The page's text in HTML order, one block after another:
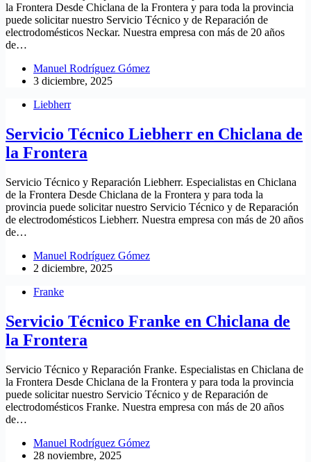
la Frontera Desde Chiclana de la Frontera y para toda la provincia
puede solicitar nuestro Servicio Técnico y de Reparación de
electrodomésticos Neckar. Nuestra empresa con más de 20 años
de…
Manuel Rodríguez Gómez
3 diciembre, 2025
Liebherr
Servicio Técnico Liebherr en Chiclana de
la Frontera
Servicio Técnico y Reparación Liebherr. Especialistas en Chiclana
de la Frontera Desde Chiclana de la Frontera y para toda la
provincia puede solicitar nuestro Servicio Técnico y de Reparación
de electrodomésticos Liebherr. Nuestra empresa con más de 20 años
de…
Manuel Rodríguez Gómez
2 diciembre, 2025
Franke
Servicio Técnico Franke en Chiclana de
la Frontera
Servicio Técnico y Reparación Franke. Especialistas en Chiclana de
la Frontera Desde Chiclana de la Frontera y para toda la provincia
puede solicitar nuestro Servicio Técnico y de Reparación de
electrodomésticos Franke. Nuestra empresa con más de 20 años
de…
Manuel Rodríguez Gómez
28 noviembre, 2025